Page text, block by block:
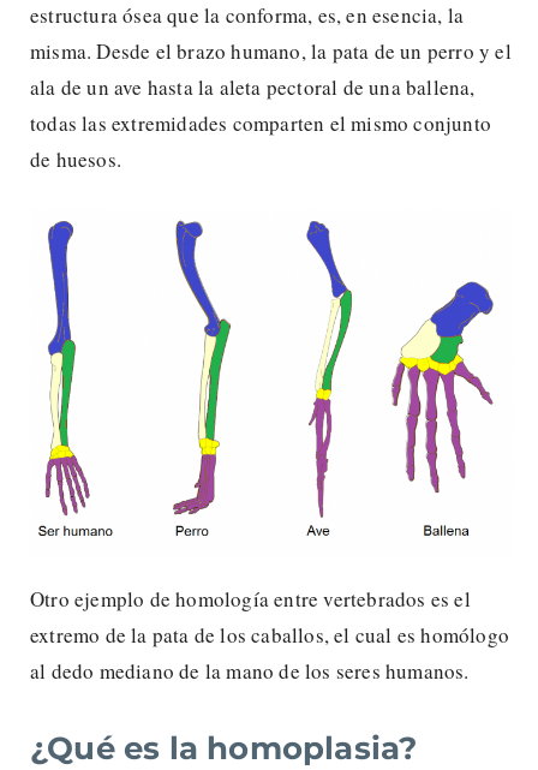
estructura ósea que la conforma, es, en esencia, la
misma. Desde el brazo humano, la pata de un perro y el
ala de un ave hasta la aleta pectoral de una ballena,
todas las extremidades comparten el mismo conjunto
de huesos.
Otro ejemplo de homología entre vertebrados es el
extremo de la pata de los caballos, el cual es homólogo
al dedo mediano de la mano de los seres humanos.
¿Qué es la homoplasia?